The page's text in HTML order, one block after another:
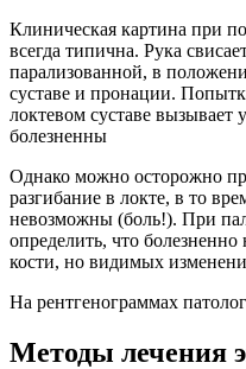
Клиническая картина при
всегда типична. Рука
парализованной, в
суста­ве и пронации.
локтевом суставе вызывает
болезненны
Однако можно осторожно
разгибание в локте, в то
невозможны (боль!). При
определить, что
кости, но ви­димых
На рентгенограммах
Методы лечения